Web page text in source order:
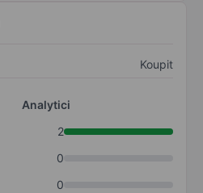
Koupit
Analytici
2
0
0